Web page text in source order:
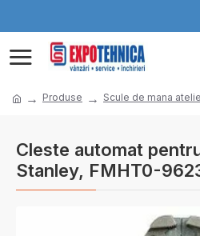
Produse Scule de mana
Cleste automat
Stanley, FMHT0-